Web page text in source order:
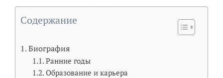
Содержание
Биография
Ранние годы
Образование и карьера